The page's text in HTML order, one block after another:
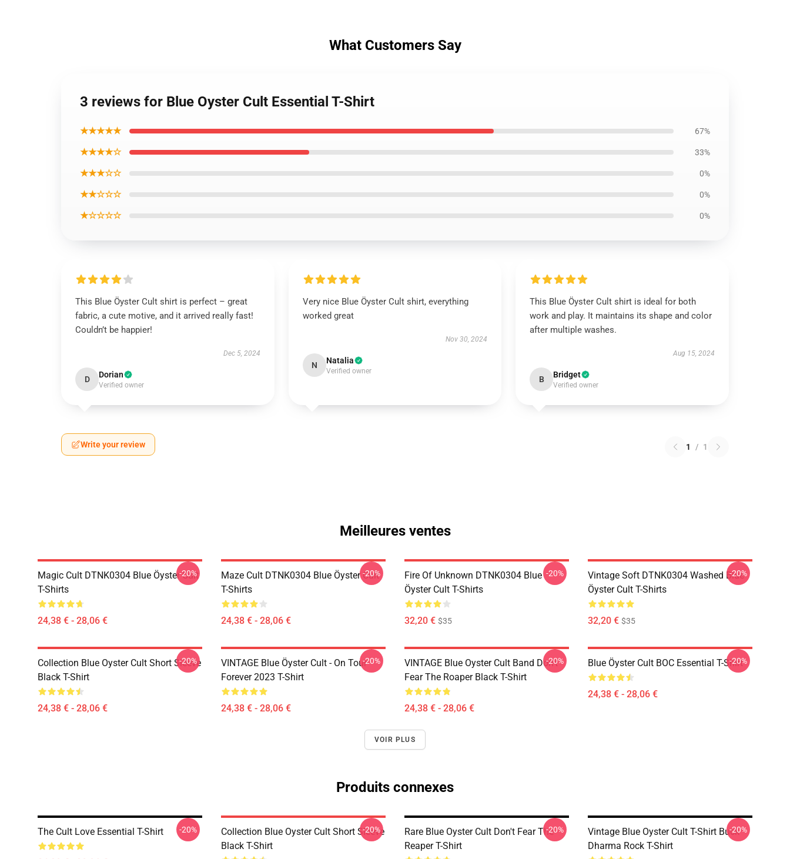
What Customers Say
3 reviews for Blue Oyster Cult Essential T-Shirt
★★★★★ 67%
★★★★☆ 33%
★★★☆☆ 0%
★★☆☆☆ 0%
★☆☆☆☆ 0%
This Blue Öyster Cult shirt is perfect – great
fabric, a cute motive, and it arrived really fast!
Couldn’t be happier!
Dec 5, 2024
D Dorian
Verified owner
Very nice Blue Öyster Cult shirt, everything
worked great
Nov 30, 2024
N Natalia
Verified owner
This Blue Öyster Cult shirt is ideal for both
work and play. It maintains its shape and color
after multiple washes.
Aug 15, 2024
B Bridget
Verified owner
Write your review 1 / 1
Meilleures ventes
Magic Cult DTNK0304 Blue Öyster Cult
T-Shirts
24,38 € - 28,06 €
-20%
Maze Cult DTNK0304 Blue Öyster Cult
T-Shirts
24,38 € - 28,06 €
-20%
Fire Of Unknown DTNK0304 Blue
Öyster Cult T-Shirts
32,20 € $35
-20%
Vintage Soft DTNK0304 Washed Blue
Öyster Cult T-Shirts
32,20 € $35
-20%
Collection Blue Oyster Cult Short Sleeve
Black T-Shirt
24,38 € - 28,06 €
-20%
VINTAGE Blue Öyster Cult - On Tour
Forever 2023 T-Shirt
24,38 € - 28,06 €
-20%
VINTAGE Blue Oyster Cult Band Don't
Fear The Roaper Black T-Shirt
24,38 € - 28,06 €
-20% Blue Öyster Cult BOC Essential T-Shirt
24,38 € - 28,06 €
-20%
VOIR PLUS
Produits connexes
The Cult Love Essential T-Shirt -20%
Collection Blue Oyster Cult Short Sleeve
Black T-Shirt
-20%
Rare Blue Oyster Cult Don't Fear The
Reaper T-Shirt
-20%
Vintage Blue Oyster Cult T-Shirt Buck
Dharma Rock T-Shirt
-20%